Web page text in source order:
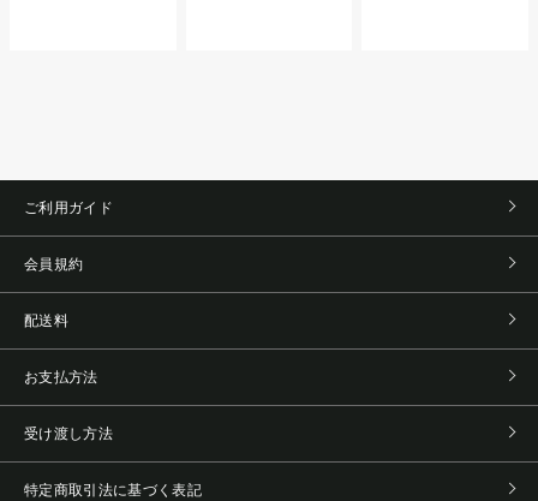
ご利用ガイド
会員規約
配送料
お支払方法
受け渡し方法
特定商取引法に基づく表記